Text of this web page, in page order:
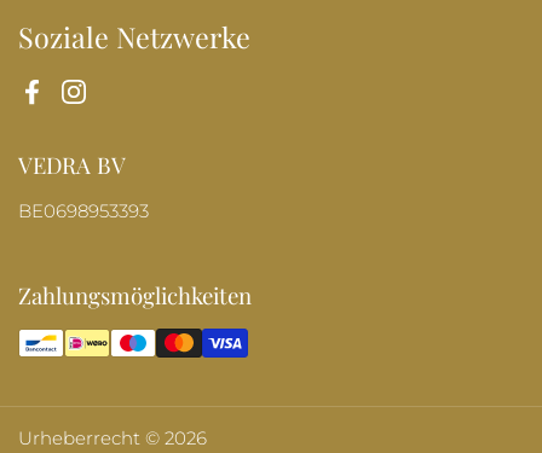
Soziale Netzwerke
FacebookInstagram
VEDRA BV
BE0698953393
Zahlungsmöglichkeiten
Urheberrecht © 2026